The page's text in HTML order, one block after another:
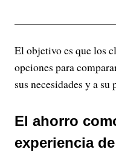
El objetivo es que los
opciones para
sus necesidades y a su
El ahorro
experiencia